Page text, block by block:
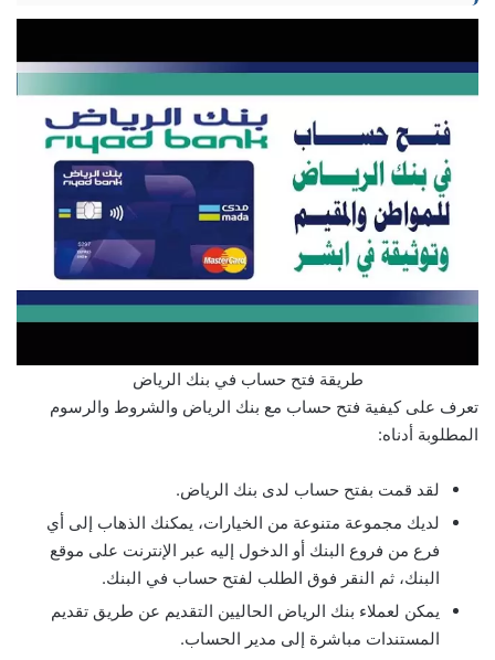
طريقة فتح حساب في بنك الرياض
تعرف على كيفية فتح حساب مع بنك الرياض والشروط والرسوم
المطلوبة أدناه:
لقد قمت بفتح حساب لدى بنك الرياض.
لديك مجموعة متنوعة من الخيارات، يمكنك الذهاب إلى أي
فرع من فروع البنك أو الدخول إليه عبر الإنترنت على موقع
البنك، ثم النقر فوق الطلب لفتح حساب في البنك.
يمكن لعملاء بنك الرياض الحاليين التقديم عن طريق تقديم
المستندات مباشرة إلى مدير الحساب.